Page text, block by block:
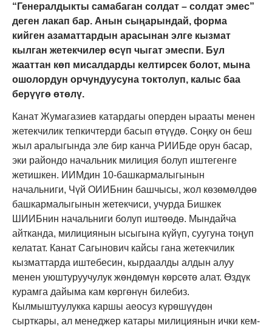
“Генералдыкты самабаган солдат – солдат эмес”
деген лакап бар. Анын сыңарындай, форма
кийген азаматтардын арасынан элге кызмат
кылган жетекчилер өсүп чыгат эмеспи. Бул
жааттан көп мисалдарды келтирсек болот, мына
ошолордун орчундуусуна токтолуп, калыс баа
берүүгө өтөлү.
Канат Жумагазиев катардагы оперден ырааты менен
жетекчилик тепкичтерди басып өтүүдө. Соңку он беш
жыл аралыгында эле бир канча РИИБде орун басар,
эки райондо начальник милиция болуп иштегенге
жетишкен. ИИМдин 10-башкармалыгынын
начальниги, Чүй ОИИБнин башчысы, жол көзөмөлдөө
башкармалыгынын жетекчиси, учурда Бишкек
ШИИБнин начальниги болуп иштөөдө. Мындайча
айтканда, милициянын ысыгына күйүп, суугуна тоңуп
келатат. Канат Сагынович кайсы гана жетекчилик
кызматтарда иштебесин, кырдаалды алдын алуу
менен уюштуруучулук жөндөмүн көрсөтө алат. Өздүк
курамга дайыма кам көргөнүн билебиз.
Кылмыштуулукка каршы аеосуз күрөшүүдөн
сырткары, ал менеджер катары милициянын ички кем-